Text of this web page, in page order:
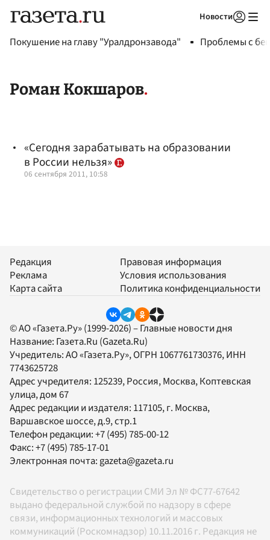
Новости
Покушение на главу "Уралдронзавода" Проблемы с
Роман Кокшаров
«Сегодня зарабатывать на образовании
в России нельзя»
06 сентября 2011, 10:58
Редакция
Реклама
Карта сайта
Правовая информация
Условия использования
Политика конфиденциальности
© АО «Газета.Ру» (1999-2026) – Главные новости дня
Название: Газета.Ru (Gazeta.Ru)
Учредитель:АО «Газета.Ру», ОГРН 1067761730376, ИНН
7743625728
Адрес учредителя: 125239, Россия, Москва, Коптевская
улица, дом 67
Адрес редакции и издателя: 117105, г. Москва,
Варшавское шоссе, д.9, стр.1
Телефон редакции:+7 (495) 785-00-12
Факс:+7 (495) 785-17-01
Электронная почта:gazeta@gazeta.ru
Свидетельство о регистрации СМИ Эл № ФС77-67642
выдано федеральной службой по надзору в сфере
связи, информационных технологий и массовых
коммуникаций (Роскомнадзор) 10.11.2016 г. Редакция не